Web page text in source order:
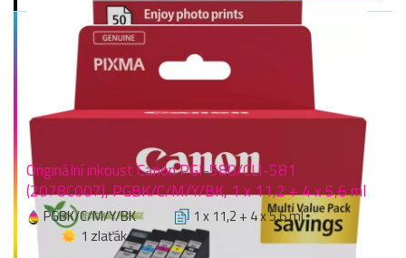
Originální inkoust Canon PGI-580/CLI-581
(2078C007), PGBK/C/M/Y/BK, 1 x 11,2 + 4 x 5,6 ml
PGBK/C/M/Y/BK
1 x 11,2 + 4 x 5,6 ml
1 zlaťák